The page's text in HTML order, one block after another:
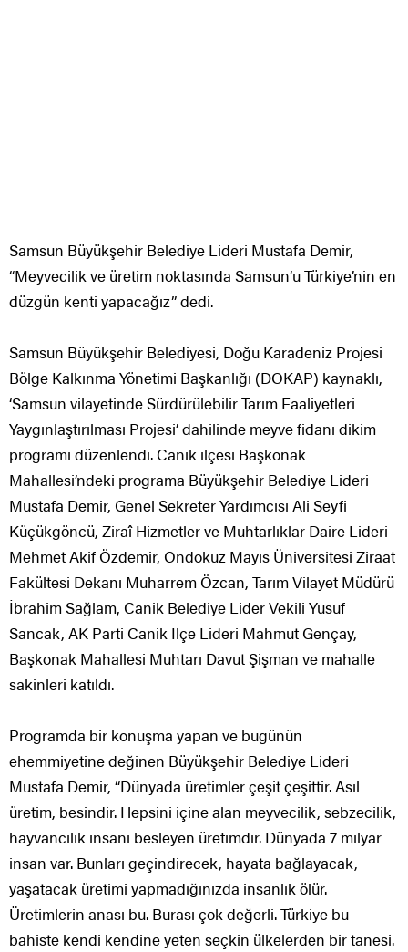
Samsun Büyükşehir Belediye Lideri Mustafa Demir,
“Meyvecilik ve üretim noktasında Samsun’u Türkiye’nin en
düzgün kenti yapacağız” dedi.
Samsun Büyükşehir Belediyesi, Doğu Karadeniz Projesi
Bölge Kalkınma Yönetimi Başkanlığı (DOKAP) kaynaklı,
‘Samsun vilayetinde Sürdürülebilir Tarım Faaliyetleri
Yaygınlaştırılması Projesi’ dahilinde meyve fidanı dikim
programı düzenlendi. Canik ilçesi Başkonak
Mahallesi’ndeki programa Büyükşehir Belediye Lideri
Mustafa Demir, Genel Sekreter Yardımcısı Ali Seyfi
Küçükgöncü, Ziraî Hizmetler ve Muhtarlıklar Daire Lideri
Mehmet Akif Özdemir, Ondokuz Mayıs Üniversitesi Ziraat
Fakültesi Dekanı Muharrem Özcan, Tarım Vilayet Müdürü
İbrahim Sağlam, Canik Belediye Lider Vekili Yusuf
Sancak, AK Parti Canik İlçe Lideri Mahmut Gençay,
Başkonak Mahallesi Muhtarı Davut Şişman ve mahalle
sakinleri katıldı.
Programda bir konuşma yapan ve bugünün
ehemmiyetine değinen Büyükşehir Belediye Lideri
Mustafa Demir, “Dünyada üretimler çeşit çeşittir. Asıl
üretim, besindir. Hepsini içine alan meyvecilik, sebzecilik,
hayvancılık insanı besleyen üretimdir. Dünyada 7 milyar
insan var. Bunları geçindirecek, hayata bağlayacak,
yaşatacak üretimi yapmadığınızda insanlık ölür.
Üretimlerin anası bu. Burası çok değerli. Türkiye bu
bahiste kendi kendine yeten seçkin ülkelerden bir tanesi.